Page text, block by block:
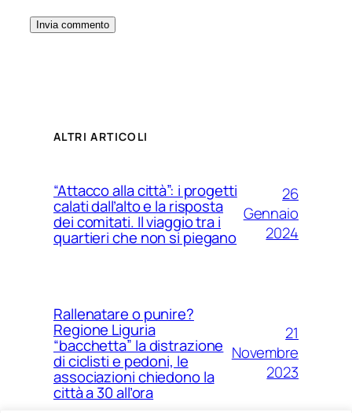
ALTRI ARTICOLI
“Attacco alla città”: i progetti
calati dall’alto e la risposta
dei comitati. Il viaggio tra i
quartieri che non si piegano
26
Gennaio
2024
Rallenatare o punire?
Regione Liguria
“bacchetta” la distrazione
di ciclisti e pedoni, le
associazioni chiedono la
città a 30 all’ora
21
Novembre
2023